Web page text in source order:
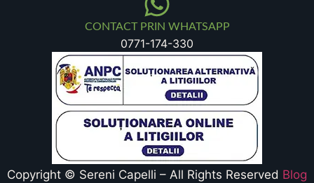
CONTACT PRIN WHATSAPP
0771-174-330
Copyright © Sereni Capelli – All Rights Reserved Blog